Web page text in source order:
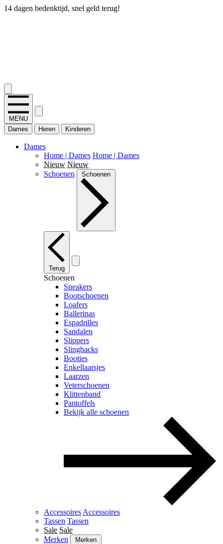
14 dagen bedenktijd, snel geld terug!
MENU
Dames
Heren Kinderen
Dames
Home | Dames Home | Dames
Nieuw Nieuw
Schoenen
Schoenen
Terug
Schoenen
Sneakers
Bootschoenen
Loafers
Ballerinas
Espadrilles
Sandalen
Slippers
Slingbacks
Booties
Enkellaarsjes
Laarzen
Veterschoenen
Klittenband
Pantoffels
Bekijk alle schoenen
Accessoires Accessoires
Tassen Tassen
Sale Sale
Merken
Merken